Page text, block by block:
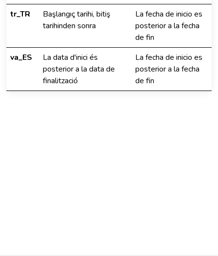
tr_TR
Başlangıç tarihi, bitiş
tarihinden sonra
La fecha de inicio es
posterior a la fecha
de fin
va_ES
La data d'inici és
posterior a la data de
finalització
La fecha de inicio es
posterior a la fecha
de fin